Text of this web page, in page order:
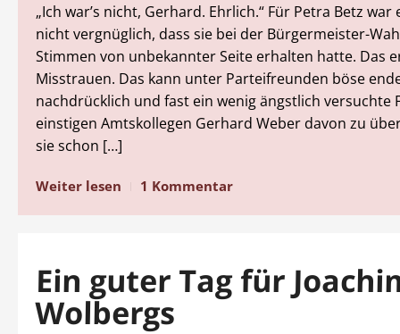
„Ich war’s nicht, Gerhard. Ehrlich.“ Für Petra Betz war
nicht vergnüglich, dass sie bei der Bürgermeister-
Stimmen von unbekannter Seite erhalten hatte. Das
Misstrauen. Das kann unter Parteifreunden böse
nachdrücklich und fast ein wenig ängstlich versuchte
einstigen Amtskollegen Gerhard Weber davon zu
sie schon […]
Weiter lesen 1 Kommentar
Ein guter Tag für
Wolbergs